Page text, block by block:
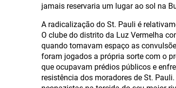
jamais reservaria um lugar ao sol na
A radicalização do St. Pauli é
O clube do distrito da Luz Vermelha
quando tomavam espaço as
foram jogados a própria sorte com o
que ocupavam prédios públicos e
resistência dos moradores de St.